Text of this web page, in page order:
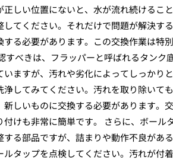
しい位置にないと、水が流れ続けるこ
てください。それだけで問題が解決す
る必要があります。この交換作業は特
べきは、フラッパーと呼ばれるタンク
ますが、汚れや劣化によってしっかり
してみてください。汚れを取り除いて
しいものに交換する必要があります。
けも非常に簡単です。 さらに、ボール
る部品ですが、詰まりや動作不良がある
タップを点検してください。汚れが付